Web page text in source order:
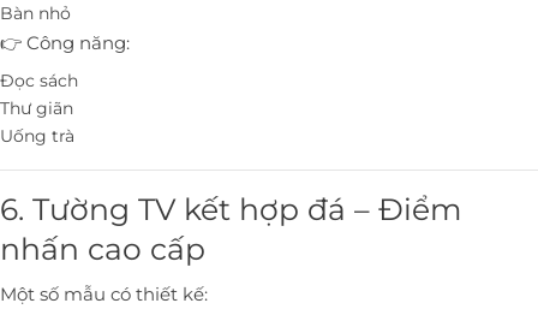
Bàn nhỏ
👉 Công năng:
Đọc sách
Thư giãn
Uống trà
6. Tường TV kết hợp đá – Điểm
nhấn cao cấp
Một số mẫu có thiết kế: